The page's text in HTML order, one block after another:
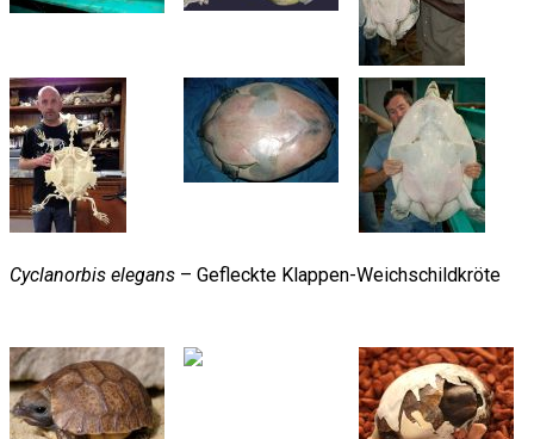
Cyclanorbis elegans – Gefleckte Klappen-Weichschildkröte